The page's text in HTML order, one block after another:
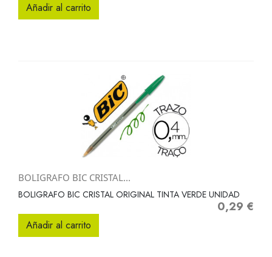
Añadir al carrito
BOLIGRAFO BIC CRISTAL...
BOLIGRAFO BIC CRISTAL ORIGINAL TINTA VERDE UNIDAD
Precio
0,29 €
Añadir al carrito